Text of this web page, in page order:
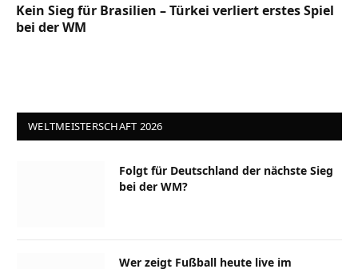
Kein Sieg für Brasilien – Türkei verliert erstes Spiel
bei der WM
WELTMEISTERSCHAFT 2026
Folgt für Deutschland der nächste Sieg
bei der WM?
Wer zeigt Fußball heute live im